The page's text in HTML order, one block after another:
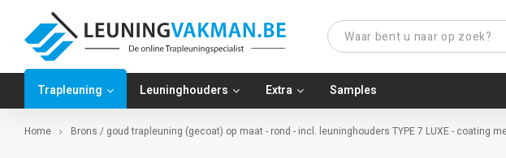
Trapleuning Leuninghouders Extra Samples
Home Brons / goud trapleuning (gecoat) op maat - rond - incl. leuninghouders TYPE 7 LUXE - coating